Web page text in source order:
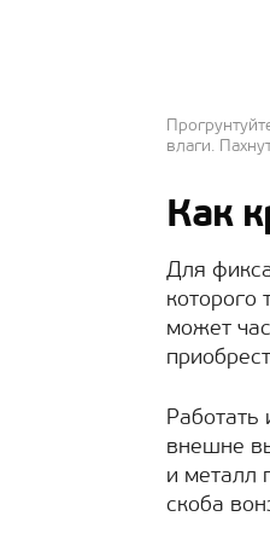
влаги.
Как
Для
которого
может
Работать
внешне
и металл
скоба